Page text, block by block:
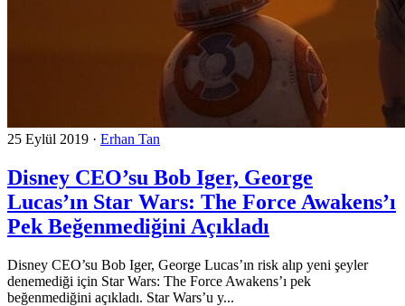
25 Eylül 2019 · Erhan Tan
Disney CEO’su Bob Iger, George
Lucas’ın Star Wars: The Force Awakens’ı
Pek Beğenmediğini Açıkladı
Disney CEO’su Bob Iger, George Lucas’ın risk alıp yeni şeyler
denemediği için Star Wars: The Force Awakens’ı pek
beğenmediğini açıkladı. Star Wars’u y...